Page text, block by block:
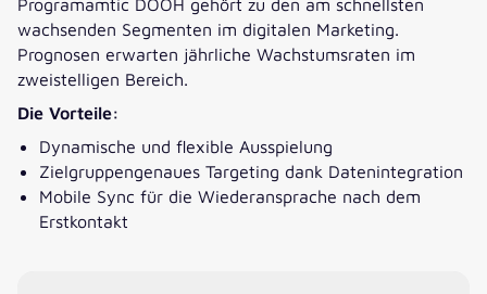
Programamtic DOOH gehört zu den am schnellsten
wachsenden Segmenten im digitalen Marketing.
Prognosen erwarten jährliche Wachstumsraten im
zweistelligen Bereich.
Die Vorteile:
Dynamische und flexible Ausspielung
Zielgruppengenaues Targeting dank Datenintegration
Mobile Sync für die Wiederansprache nach dem
Erstkontakt